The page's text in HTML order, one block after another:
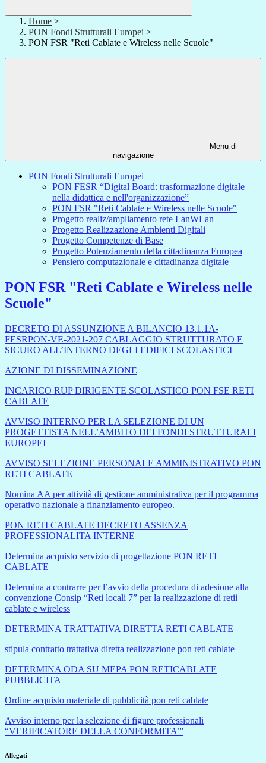
Home >
PON Fondi Strutturali Europei >
PON FSR "Reti Cablate e Wireless nelle Scuole"
Menu di
navigazione
PON Fondi Strutturali Europei
PON FESR “Digital Board: trasformazione digitale
nella didattica e nell'organizzazione”
PON FSR "Reti Cablate e Wireless nelle Scuole"
Progetto realiz/ampliamento rete LanWLan
Progetto Realizzazione Ambienti Digitali
Progetto Competenze di Base
Progetto Potenziamento della cittadinanza Europea
Pensiero computazionale e cittadinanza digitale
PON FSR "Reti Cablate e Wireless nelle
Scuole"
DECRETO DI ASSUNZIONE A BILANCIO 13.1.1A-
FESRPON-VE-2021-207 CABLAGGIO STRUTTURATO E
SICURO ALL’INTERNO DEGLI EDIFICI SCOLASTICI
AZIONE DI DISSEMINAZIONE
INCARICO RUP DIRIGENTE SCOLASTICO PON FSE RETI
CABLATE
AVVISO INTERNO PER LA SELEZIONE DI UN
PROGETTISTA NELL’AMBITO DEI FONDI STRUTTURALI
EUROPEI
AVVISO SELEZIONE PERSONALE AMMINISTRATIVO PON
RETI CABLATE
Nomina AA per attività di gestione amministrativa per il programma
operativo nazionale a finanziamento europeo.
PON RETI CABLATE DECRETO ASSENZA
PROFESSIONALITA INTERNE
Determina acquisto servizio di progettazione PON RETI
CABLATE
Determina a contrarre per l’avvio della procedura di adesione alla
convenzione Consip “Reti locali 7” per la realizzazione di retii
cablate e wireless
DETERMINA TRATTATIVA DIRETTA RETI CABLATE
stipula contratto trattativa diretta realizzazione pon reti cablate
DETERMINA ODA SU MEPA PON RETICABLATE
PUBBLICITA
Ordine acquisto materiale di pubblicità pon reti cablate
Avviso interno per la selezione di figure professionali
“VERIFICATORE DELLA CONFORMITA’”
Allegati